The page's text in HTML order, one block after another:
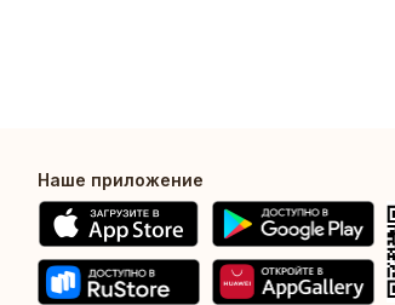
Наше приложение